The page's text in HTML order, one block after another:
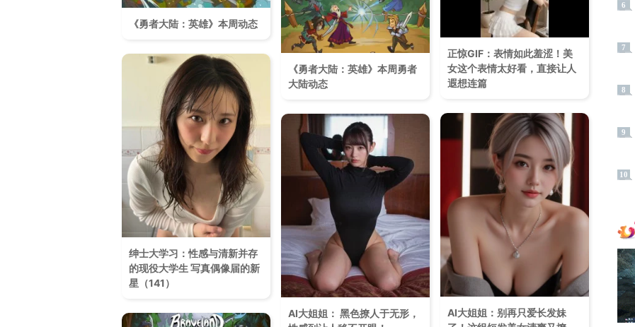
《勇者大陆：英雄》本周动态
正惊GIF：表情如此羞涩！美
女这个表情太好看，直接让人
遐想连篇
《勇者大陆：英雄》本周勇者
大陆动态
绅士大学习：性感与清新并存
的现役大学生 写真偶像届的新
星（141）
AI大姐姐：别再只爱长发妹
AI大姐姐： 黑色撩人于无形，
6
7
8
9
10